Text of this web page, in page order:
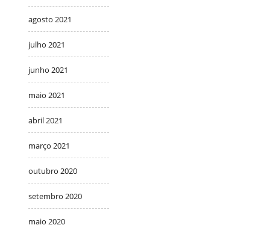
agosto 2021
julho 2021
junho 2021
maio 2021
abril 2021
março 2021
outubro 2020
setembro 2020
maio 2020